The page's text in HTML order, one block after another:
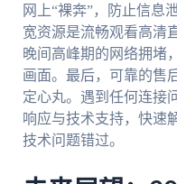
网上“裸奔”，防止信息
宽资源是流畅观看高清
晚间高峰期的网络拥堵
画面。最后，可靠的售
定心丸。遇到任何连接
响应与技术支持，快速
技术问题错过。